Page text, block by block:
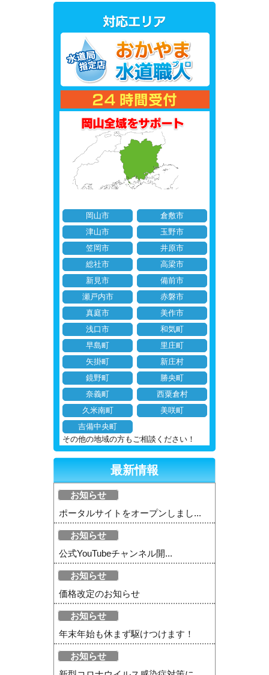
岡山市
倉敷市
津山市
玉野市
笠岡市
井原市
総社市
高梁市
新見市
備前市
瀬戸内市
赤磐市
真庭市
美作市
浅口市
和気町
早島町
里庄町
矢掛町
新庄村
鏡野町
勝央町
奈義町
西粟倉村
久米南町
美咲町
吉備中央町
その他の地域の方もご相談ください！
最新情報
お知らせ
ポータルサイトをオープンしまし...
お知らせ
公式YouTubeチャンネル開...
お知らせ
価格改定のお知らせ
お知らせ
年末年始も休まず駆けつけます！
お知らせ